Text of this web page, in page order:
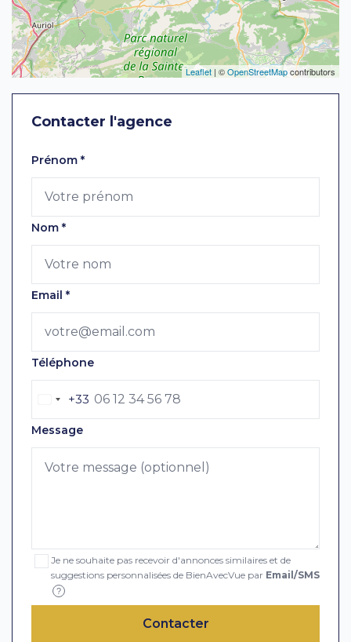
Leaflet | ©OpenStreetMapcontributors
Contacter l'agence
Laissez ce champ vide
Prénom *
Nom *
Email *
Téléphone
+33
Message
Je ne souhaite pas recevoir d'annonces similaires et de
suggestions personnalisées de BienAvecVue par Email/SMS
?
Contacter